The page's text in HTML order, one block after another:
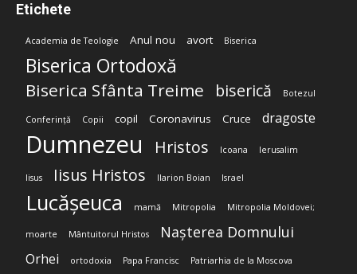
Etichete
Academia de Teologie Anul nou avort Biserica
Biserica Ortodoxă
Biserica Sfânta Treime biserică Botezul
Conferință Copii copil Coronavirus Cruce dragoste
Dumnezeu Hristos Icoana Ierusalim
Iisus Iisus Hristos Ilarion Boian Israel
Lucășeuca mamă Mitropolia Mitropolia Moldovei;
moarte Mântuitorul Hristos Nașterea Domnului
Orhei ortodoxia Papa Francisc Patriarhia de la Moscova